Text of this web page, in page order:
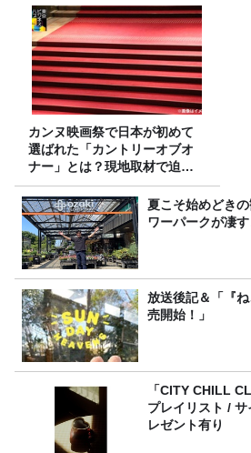
カンヌ映画祭で日本が初めて
選ばれた「カントリーオブオ
ナー」とは？現地取材で迫る
選出の意味
夏こそ始めどき
ワーパークが凄す
放送後記＆「『
売開始！」
「CITY CHILL
プレイリスト /
レゼント有り